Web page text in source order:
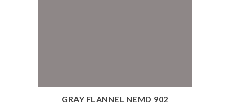
GRAY FLANNEL NEMD 902